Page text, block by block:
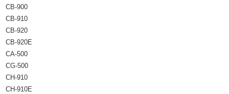
CB-900
CB-910
CB-920
CB-920E
CA-500
CG-500
CH-910
CH-910E